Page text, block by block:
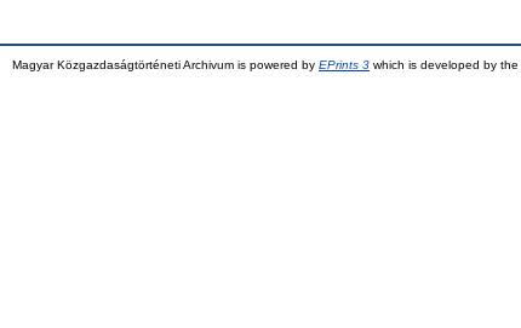
Magyar Közgazdaságtörténeti Archivum is powered by EPrints 3 which is developed by the